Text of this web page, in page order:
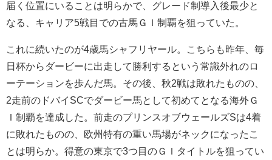
届く位置にいることは明らかで、グレード制導入後最少と
なる、キャリア5戦目での古馬ＧＩ制覇を狙っていた。
これに続いたのが4歳馬シャフリヤール。こちらも昨年、毎
日杯からダービーに出走して勝利するという常識外れのロ
ーテーションを歩んだ馬。その後、秋2戦は敗れたものの、
2走前のドバイSCでダービー馬として初めてとなる海外Ｇ
Ｉ制覇を達成した。前走のプリンスオブウェールズSは4着
に敗れたものの、欧州特有の重い馬場がネックになったこ
とは明らか。得意の東京で3つ目のＧＩタイトルを狙ってい